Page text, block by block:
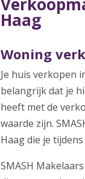
Haag
Woning
Je huis verkopen
belangrijk dat je
heeft met de
waarde zijn.
Haagdie je
SMASH